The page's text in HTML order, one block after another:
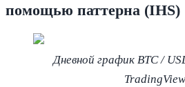
помощью паттерна (IHS)
Дневной график BTC /
TradingView